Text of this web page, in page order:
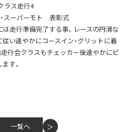
ラス走行4
スーパーモト 表彰式
走行準備完了する事。レースの円滑な
い速やかにコースイン・グリットに着
行会クラスもチェッカー後速やかにピ
す。
一覧へ ＞